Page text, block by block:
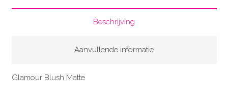
Beschrijving
Aanvullende informatie
Glamour Blush Matte